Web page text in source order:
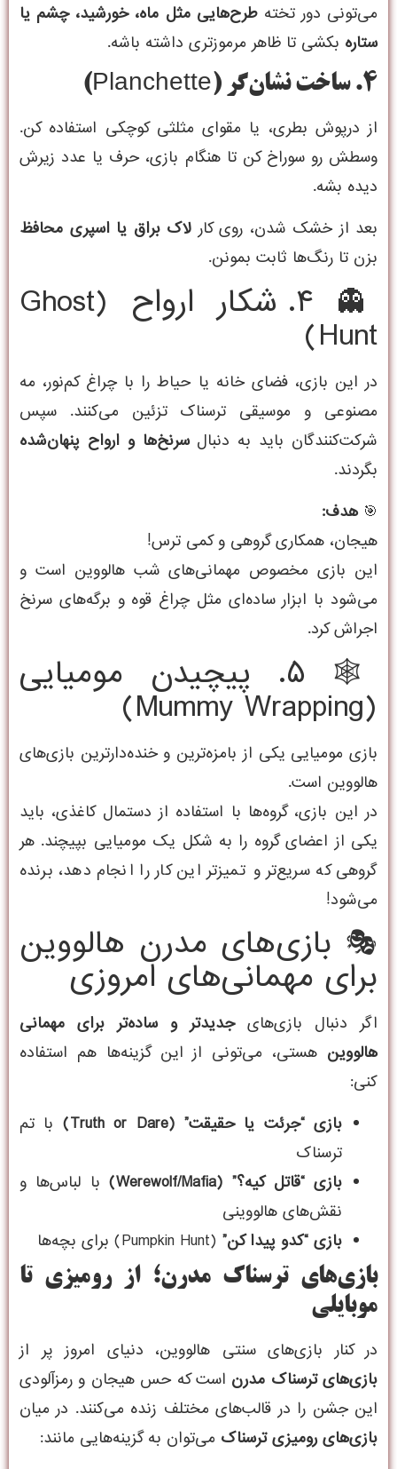
می‌تونی دور تختهطرح‌هایی مثل ماه، خورشید، چشم یا
ستاره بکشی تا ظاهر مرموزتری داشته باشه.
۴. ساخت نشان‌گر (Planchette)
از درپوش بطری، یا مقوای مثلثی کوچکی استفاده کن.
وسطش رو سوراخ کن تا هنگام بازی، حرف یا عدد زیرش
دیده بشه.
بعد از خشک شدن، روی کار لاک براق یا اسپری محافظ
بزن تا رنگ‌ها ثابت بمونن.
👻 ۴. شکار ارواح (Ghost
Hunt)
در این بازی، فضای خانه یا حیاط را با چراغ کم‌نور، مه
مصنوعی و موسیقی ترسناک تزئین می‌کنند. سپس
شرکت‌کنندگان باید به دنبالسرنخ‌ها و ارواح پنهان‌شده
بگردند.
🎯هدف:
هیجان، همکاری گروهی و کمی ترس!
این بازی مخصوص مهمانی‌های شب هالووین است و
می‌شود با ابزار ساده‌ای مثل چراغ قوه و برگه‌های سرنخ
اجراش کرد.
🕸️ ۵. پیچیدن مومیایی
(Mummy Wrapping)
بازی مومیایی یکی از بامزه‌ترین و خنده‌دارترین بازی‌های
هالووین است.
در این بازی، گروه‌ها با استفاده از دستمال کاغذی، باید
یکی از اعضای گروه را به شکل یک مومیایی بپیچند. هر
گروهی که سریع‌تر و تمیزتر این کار را انجام دهد، برنده
می‌شود!
🎭 بازی‌های مدرن هالووین
برای مهمانی‌های امروزی
اگر دنبال بازی‌هایجدیدتر و ساده‌تر برای مهمانی
هالووین هستی، می‌تونی از این گزینه‌ها هم استفاده
کنی:
بازی “جرئت یا حقیقت” (Truth or Dare)
با تم
ترسناک
بازی “قاتل کیه؟” (Werewolf/Mafia)
با لباس‌ها و
نقش‌های هالووینی
بازی “کدو پیدا کن” (Pumpkin Hunt) برای بچه‌ها
بازی‌های ترسناک مدرن؛ از رومیزی تا
موبایلی
در کنار بازی‌های سنتی هالووین، دنیای امروز پر از
بازی‌های ترسناک مدرن است که حس هیجان و رمزآلودی
این جشن را در قالب‌های مختلف زنده می‌کنند. در میان
بازی‌های رومیزی ترسناک می‌توان به گزینه‌هایی مانند: